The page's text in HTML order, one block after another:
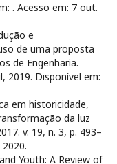
. Acesso em: 7 out.
e
de uma proposta
de Engenharia.
2019. Disponível em:
em historicidade,
da luz
v. 19, n. 3, p. 493–
Youth: A Review of